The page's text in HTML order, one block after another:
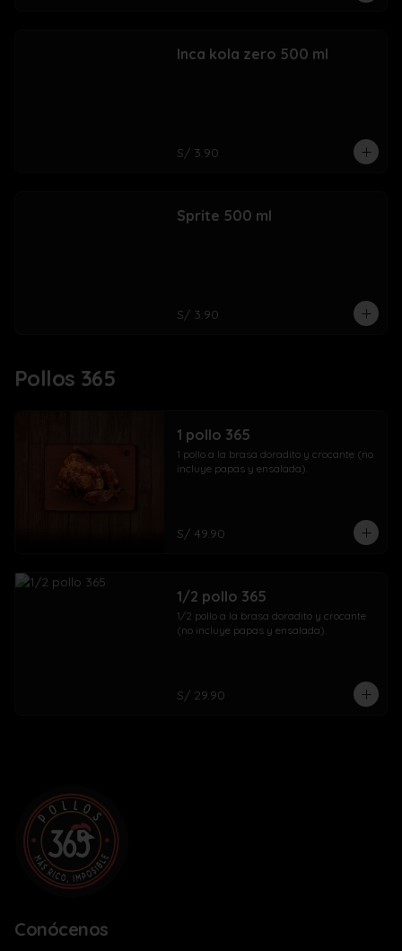
Inca kola zero 500 ml
S/ 3.90
Sprite 500 ml
S/ 3.90
Pollos 365
1 pollo 365
1 pollo a la brasa doradito y crocante (no
incluye papas y ensalada).
S/ 49.90
1/2 pollo 365
1/2 pollo a la brasa doradito y crocante
(no incluye papas y ensalada).
S/ 29.90
Conócenos